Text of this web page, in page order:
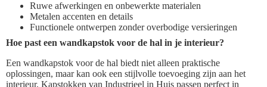
Ruwe afwerkingen en onbewerkte materialen
Metalen accenten en details
Functionele ontwerpen zonder overbodige versieringen
Hoe past een wandkapstok voor de hal in je interieur?
Een wandkapstok voor de hal biedt niet alleen praktische
oplossingen, maar kan ook een stijlvolle toevoeging zijn aan het
interieur. Kapstokken van Industrieel in Huis passen perfect in